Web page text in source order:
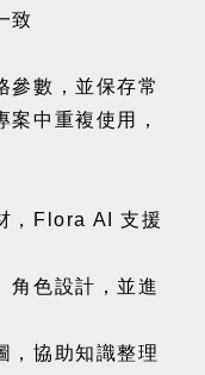
致
參數，並保存常
中重複使用，
， Flora AI支援
角色設計，並進
，協助知識整理